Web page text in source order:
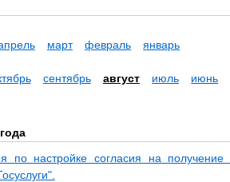
март февраль
январь
сентябрь август июль июнь
по настройке согласия на